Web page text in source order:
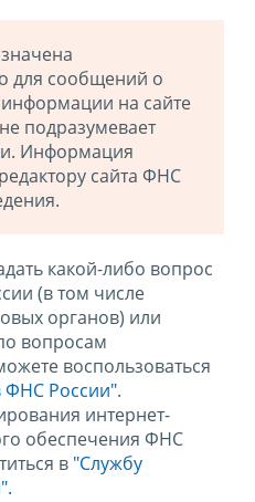
для сообщений о
на сайте
подразумевает
Информация
сайта ФНС
какой-либо вопрос
(в том числе
органов) или
вопросам
воспользоваться
ФНС России".
интернет-
обеспечения ФНС
в "Службу